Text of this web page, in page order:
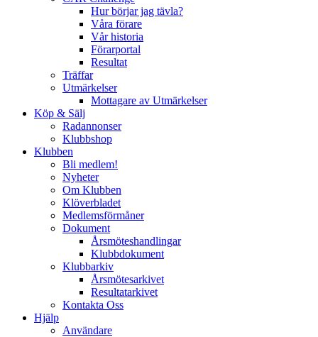
Hur börjar jag tävla?
Våra förare
Vår historia
Förarportal
Resultat
Träffar
Utmärkelser
Mottagare av Utmärkelser
Köp & Sälj
Radannonser
Klubbshop
Klubben
Bli medlem!
Nyheter
Om Klubben
Klöverbladet
Medlemsförmåner
Dokument
Årsmöteshandlingar
Klubbdokument
Klubbarkiv
Årsmötesarkivet
Resultatarkivet
Kontakta Oss
Hjälp
Användare